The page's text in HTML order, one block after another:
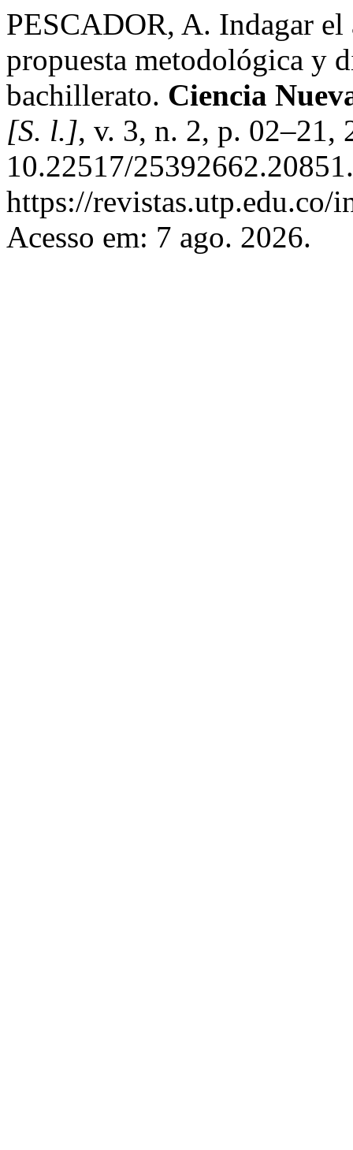
PESCADOR, A. Indagar
propuesta metodológica y
bachillerato. Ciencia
[S. l.], v. 3, n. 2, p. 02–21,
10.22517/
https://
Acesso em: 7 ago. 2026.